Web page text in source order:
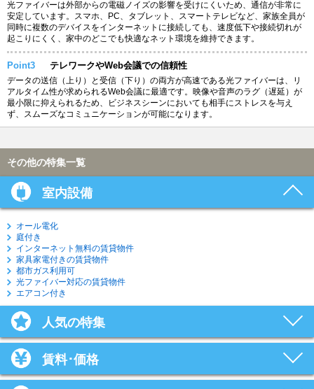
光ファイバーは外部からの電磁ノイズの影響を受けにくいため、通信が非常に
安定しています。スマホ、PC、タブレット、スマートテレビなど、家族全員が
同時に複数のデバイスをインターネットに接続しても、速度低下や接続切れが
起こりにくく、家中のどこでも快適なネット環境を維持できます。
Point3 テレワークやWeb会議での信頼性
データの送信（上り）と受信（下り）の両方が高速である光ファイバーは、リ
アルタイム性が求められるWeb会議に最適です。映像や音声のラグ（遅延）が
最小限に抑えられるため、ビジネスシーンにおいても相手にストレスを与え
ず、スムーズなコミュニケーションが可能になります。
その他の特集一覧
室内設備
オール電化
庭付き
インターネット無料の賃貸物件
家具家電付きの賃貸物件
都市ガス利用可
光ファイバー対応の賃貸物件
エアコン付き
人気の特集
賃料･価格